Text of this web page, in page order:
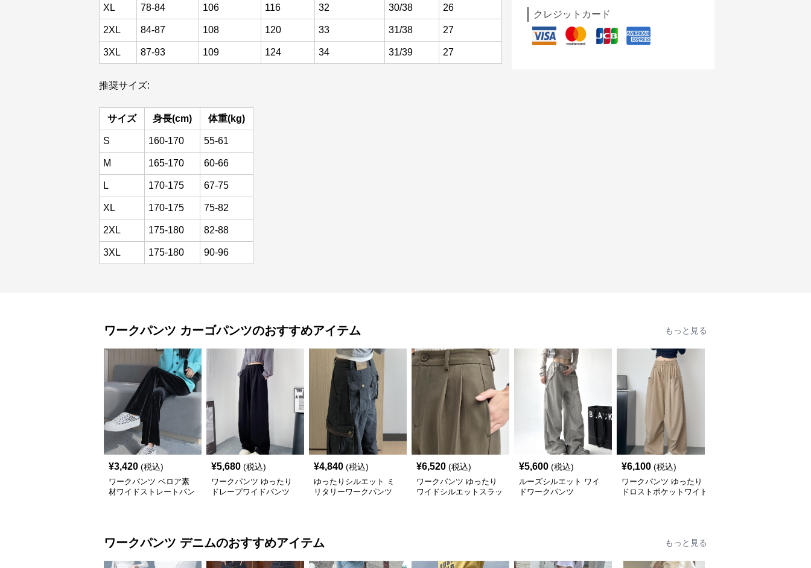
XL 78-84 106 116 32 30/38 26
2XL 84-87 108 120 33 31/38 27
3XL 87-93 109 124 34 31/39 27
推奨サイズ:
サイズ 身長(cm) 体重(kg)
S 160-170 55-61
M 165-170 60-66
L 170-175 67-75
XL 170-175 75-82
2XL 175-180 82-88
3XL 175-180 90-96
クレジットカード
ワークパンツ カーゴパンツのおすすめアイテム もっと見る
¥3,420 (税込)
ワークパンツ ベロア素
材ワイドストレートパン
¥5,680 (税込)
ワークパンツ ゆったり
ドレープワイドパンツ
¥4,840 (税込)
ゆったりシルエット ミ
リタリーワークパンツ
¥6,520 (税込)
ワークパンツ ゆったり
ワイドシルエットスラッ
¥5,600 (税込)
ルーズシルエット ワイ
ドワークパンツ
¥6,100 (税込)
ワークパンツ ゆったり
ドロストポケットワイド
ワークパンツ デニムのおすすめアイテム もっと見る